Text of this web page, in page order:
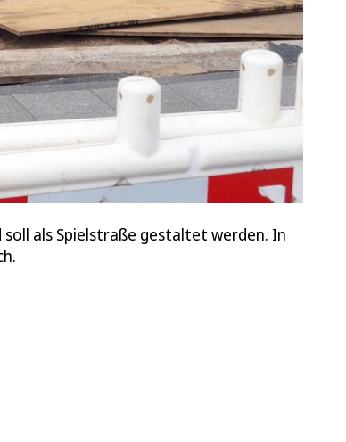
als Spielstraße gestaltet werden. In